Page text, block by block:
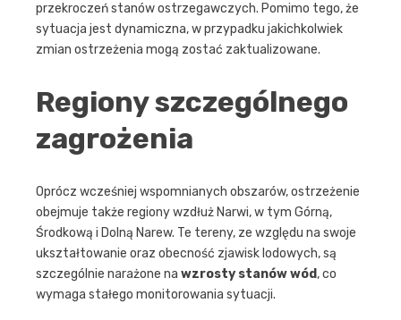
przekroczeń stanów ostrzegawczych. Pomimo tego, że
sytuacja jest dynamiczna, w przypadku jakichkolwiek
zmian ostrzeżenia mogą zostać zaktualizowane.
Regiony szczególnego
zagrożenia
Oprócz wcześniej wspomnianych obszarów, ostrzeżenie
obejmuje także regiony wzdłuż Narwi, w tym Górną,
Środkową i Dolną Narew. Te tereny, ze względu na swoje
ukształtowanie oraz obecność zjawisk lodowych, są
szczególnie narażone na wzrosty stanów wód, co
wymaga stałego monitorowania sytuacji.